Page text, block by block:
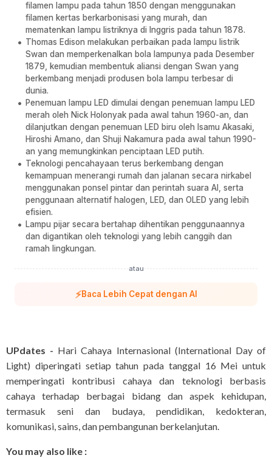
filamen lampu pada tahun 1850 dengan menggunakan
filamen kertas berkarbonisasi yang murah, dan
mematenkan lampu listriknya di Inggris pada tahun 1878.
Thomas Edison melakukan perbaikan pada lampu listrik
Swan dan memperkenalkan bola lampunya pada Desember
1879, kemudian membentuk aliansi dengan Swan yang
berkembang menjadi produsen bola lampu terbesar di
dunia.
Penemuan lampu LED dimulai dengan penemuan lampu LED
merah oleh Nick Holonyak pada awal tahun 1960-an, dan
dilanjutkan dengan penemuan LED biru oleh Isamu Akasaki,
Hiroshi Amano, dan Shuji Nakamura pada awal tahun 1990-
an yang memungkinkan penciptaan LED putih.
Teknologi pencahayaan terus berkembang dengan
kemampuan menerangi rumah dan jalanan secara nirkabel
menggunakan ponsel pintar dan perintah suara AI, serta
penggunaan alternatif halogen, LED, dan OLED yang lebih
efisien.
Lampu pijar secara bertahap dihentikan penggunaannya
dan digantikan oleh teknologi yang lebih canggih dan
ramah lingkungan.
atau
⚡Baca Lebih Cepat dengan AI
UPdates - Hari Cahaya Internasional (International Day of
Light) diperingati setiap tahun pada tanggal 16 Mei untuk
memperingati kontribusi cahaya dan teknologi berbasis
cahaya terhadap berbagai bidang dan aspek kehidupan,
termasuk seni dan budaya, pendidikan, kedokteran,
komunikasi, sains, dan pembangunan berkelanjutan.
You may also like :